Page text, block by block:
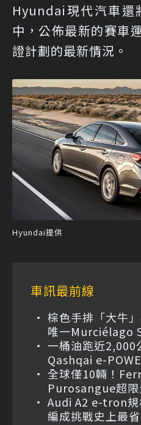
Hyundai現代汽車還
中，公佈最新的賽車
證計劃的最新情況。
Hyundai提供
車訊最前線
棕色手排「大牛
唯一Murciélago
一桶油跑近2,000
Qashqai e-
全球僅10輛！
Purosangue超限
Audi A2 e-tron規
編成挑戰史上最省